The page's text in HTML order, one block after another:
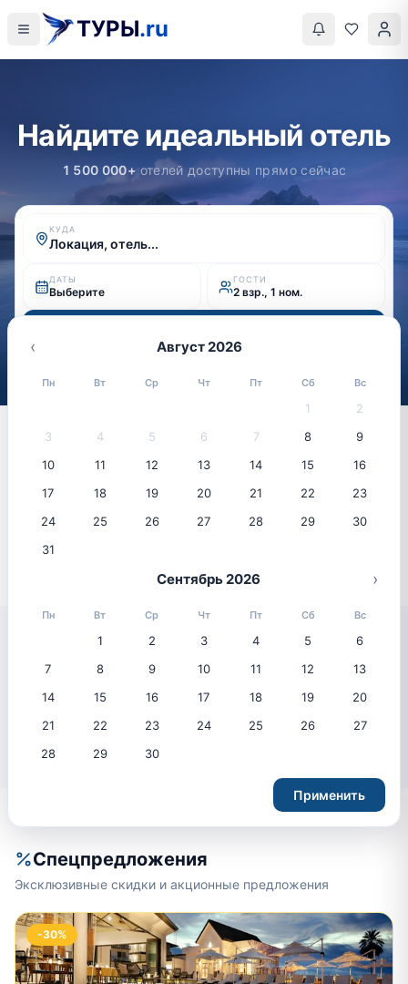
ТУРЫ.ru
Найдите идеальный отель
1 500 000+отелей доступны прямо сейчас
КУДА
Локация, отель...
ДАТЫ
Выберите
ГОСТИ
2 взр., 1 ном.
Популярные направления
Самые востребованные направления среди
путешественников
Популярные отели
Лучший выбор путешественников этого сезона
Спецпредложения
Эксклюзивные скидки и акционные предложения
-30%
‹ Август 2026
Пн Вт Ср Чт Пт Сб Вс
1
2
3
4 5 6 7 8
9
10
11 12 13 14 15
16
17
18 19 20 21 22
23
24
25 26 27 28 29
30
31
Сентябрь 2026 ›
Пн Вт Ср Чт Пт Сб Вс
1 2 3 4 5
6
7
8 9 10 11 12
13
14
15 16 17 18 19
20
21
22 23 24 25 26
27
28
29 30
Применить